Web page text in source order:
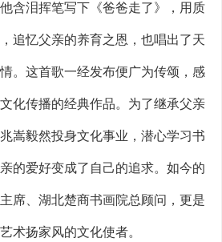
含泪挥笔写下《爸爸走了》，用质
追忆父亲的养育之恩，也唱出了天
。这首歌一经发布便广为传颂，感
化传播的经典作品。为了继承父亲
嵩毅然投身文化事业，潜心学习书
的爱好变成了自己的追求。如今的
席、湖北楚商书画院总顾问，更是
术扬家风的文化使者。